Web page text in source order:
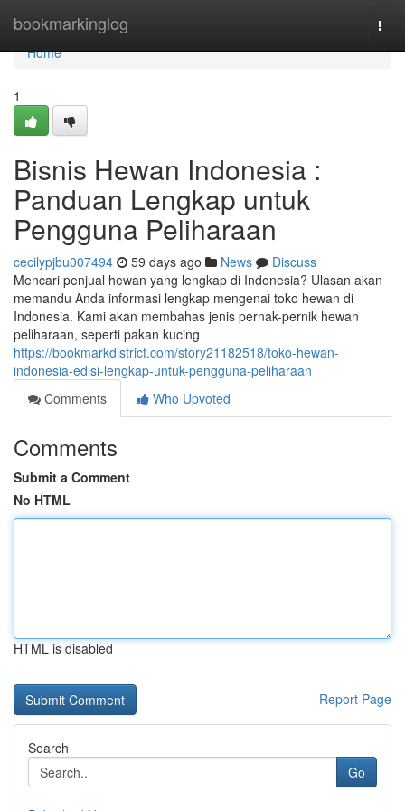
bookmarkinglog
Home
Home
1
Bisnis Hewan Indonesia :
Panduan Lengkap untuk
Pengguna Peliharaan
cecilypjbu007494 59 days ago News
Discuss
Mencari penjual hewan yang lengkap di Indonesia? Ulasan akan
memandu Anda informasi lengkap mengenai toko hewan di
Indonesia. Kami akan membahas jenis pernak-pernik hewan
peliharaan, seperti pakan kucing
https://bookmarkdistrict.com/story21182518/toko-hewan-
indonesia-edisi-lengkap-untuk-pengguna-peliharaan
Comments
Who Upvoted
Comments
Submit a Comment
No HTML
HTML is disabled
Report Page
Search
Go